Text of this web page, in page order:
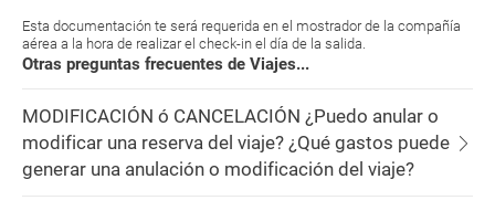
Esta documentación te será requerida en el mostrador de la compañía
aérea a la hora de realizar el check-in el día de la salida.
Otras preguntas frecuentes de Viajes...
MODIFICACIÓN ó CANCELACIÓN ¿Puedo anular o
modificar una reserva del viaje? ¿Qué gastos puede
generar una anulación o modificación del viaje?